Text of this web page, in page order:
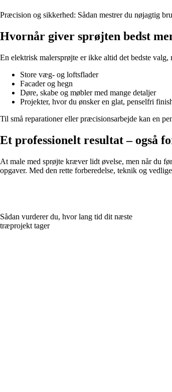
Præcision og sikkerhed: Sådan mestrer du nøjagtig
Hvornår giver sprøjten bedst
En elektrisk malersprøjte er ikke altid det bedste
Store væg- og loftsflader
Facader og hegn
Døre, skabe og møbler med mange detaljer
Projekter, hvor du ønsker en glat, penselfri
Til små reparationer eller præcisionsarbejde kan en
Et professionelt resultat – også
At male med sprøjte kræver lidt øvelse, men når du
opgaver. Med den rette forberedelse, teknik og
Sådan vurderer du, hvor lang tid dit næste
træprojekt tager